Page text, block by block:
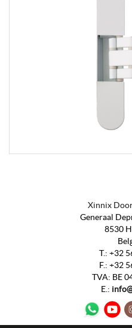
Xinnix
Generaal
8530
T.: +32
F.: +32
TVA: BE
E.: